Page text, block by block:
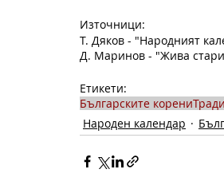
Източници:
Т. Дяков - "Народният
Д. Маринов - "Жива
Етикети:
Българските корени
Народен календар